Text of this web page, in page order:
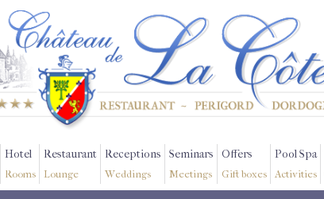
Hotel
Rooms
Restaurant
Lounge
Receptions
Weddings
Seminars
Meetings
Offers
Gift boxes
Pool Spa
Activities